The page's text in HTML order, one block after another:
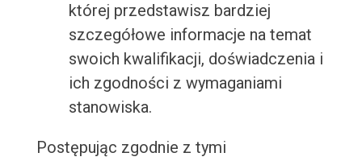
której przedstawisz bardziej
szczegółowe informacje na temat
swoich kwalifikacji, doświadczenia i
ich zgodności z wymaganiami
stanowiska.
Postępując zgodnie z tymi